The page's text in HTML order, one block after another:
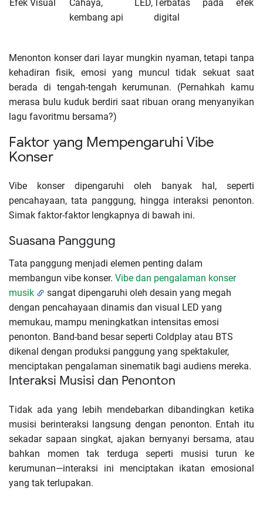
Efek Visual
Cahaya, LED,
kembang api
Terbatas pada efek
digital
Menonton konser dari layar mungkin nyaman, tetapi tanpa
kehadiran fisik, emosi yang muncul tidak sekuat saat
berada di tengah-tengah kerumunan. (Pernahkah kamu
merasa bulu kuduk berdiri saat ribuan orang menyanyikan
lagu favoritmu bersama?)
Faktor yang Mempengaruhi Vibe
Konser
Vibe konser dipengaruhi oleh banyak hal, seperti
pencahayaan, tata panggung, hingga interaksi penonton.
Simak faktor-faktor lengkapnya di bawah ini.
Suasana Panggung
Tata panggung menjadi elemen penting dalam
membangun vibe konser. Vibe dan pengalaman konser
musik
sangat dipengaruhi oleh desain yang megah
dengan pencahayaan dinamis dan visual LED yang
memukau, mampu meningkatkan intensitas emosi
penonton. Band-band besar seperti Coldplay atau BTS
dikenal dengan produksi panggung yang spektakuler,
menciptakan pengalaman sinematik bagi audiens mereka.
Interaksi Musisi dan Penonton
Tidak ada yang lebih mendebarkan dibandingkan ketika
musisi berinteraksi langsung dengan penonton. Entah itu
sekadar sapaan singkat, ajakan bernyanyi bersama, atau
bahkan momen tak terduga seperti musisi turun ke
kerumunan—interaksi ini menciptakan ikatan emosional
yang tak terlupakan.